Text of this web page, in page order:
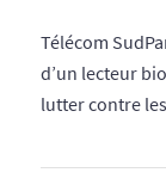
Télécom
d’un lecteur
lutter contre